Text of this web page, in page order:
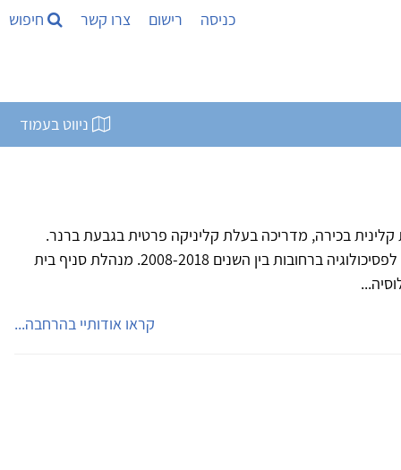
כניסה רישום צרו קשר חיפוש
ניווט בעמוד
פסיכולוגית קלינית בכירה, מדריכה בעלת קליניקה פרטית בגבעת ברנר.
בעלים בשותפות ומנהלת מכון שקד לפסיכולוגיה ברחובות בין השנים 2008-2018. מנהלת סניף בית
קראו אודותיי בהרחבה...